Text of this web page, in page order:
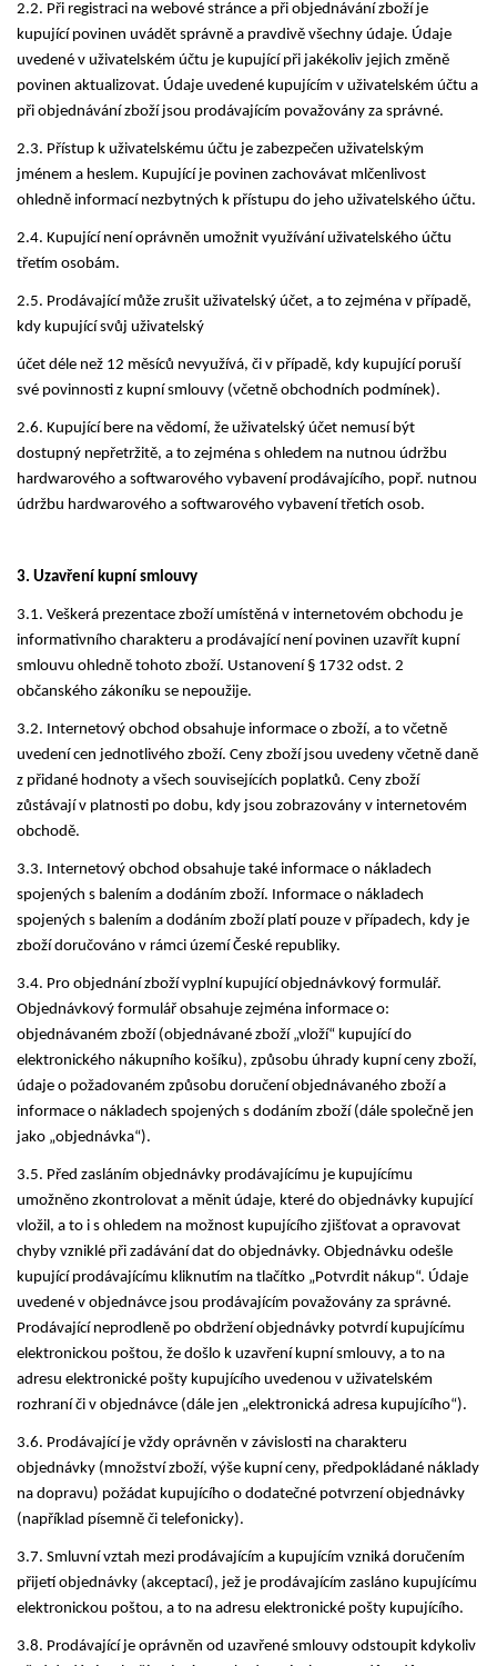
2.2. Při registraci na webové stránce a při objednávání zboží je
kupující povinen uvádět správně a pravdivě všechny údaje. Údaje
uvedené v uživatelském účtu je kupující při jakékoliv jejich změně
povinen aktualizovat. Údaje uvedené kupujícím v uživatelském účtu a
při objednávání zboží jsou prodávajícím považovány za správné.
2.3. Přístup k uživatelskému účtu je zabezpečen uživatelským
jménem a heslem. Kupující je povinen zachovávat mlčenlivost
ohledně informací nezbytných k přístupu do jeho uživatelského účtu.
2.4. Kupující není oprávněn umožnit využívání uživatelského účtu
třetím osobám.
2.5. Prodávající může zrušit uživatelský účet, a to zejména v případě,
kdy kupující svůj uživatelský
účet déle než 12 měsíců nevyužívá, či v případě, kdy kupující poruší
své povinnosti z kupní smlouvy (včetně obchodních podmínek).
2.6. Kupující bere na vědomí, že uživatelský účet nemusí být
dostupný nepřetržitě, a to zejména s ohledem na nutnou údržbu
hardwarového a softwarového vybavení prodávajícího, popř. nutnou
údržbu hardwarového a softwarového vybavení třetích osob.
3. Uzavření kupní smlouvy
3.1. Veškerá prezentace zboží umístěná v internetovém obchodu je
informativního charakteru a prodávající není povinen uzavřít kupní
smlouvu ohledně tohoto zboží. Ustanovení § 1732 odst. 2
občanského zákoníku se nepoužije.
3.2. Internetový obchod obsahuje informace o zboží, a to včetně
uvedení cen jednotlivého zboží. Ceny zboží jsou uvedeny včetně daně
z přidané hodnoty a všech souvisejících poplatků. Ceny zboží
zůstávají v platnosti po dobu, kdy jsou zobrazovány v internetovém
obchodě.
3.3. Internetový obchod obsahuje také informace o nákladech
spojených s balením a dodáním zboží. Informace o nákladech
spojených s balením a dodáním zboží platí pouze v případech, kdy je
zboží doručováno v rámci území České republiky.
3.4. Pro objednání zboží vyplní kupující objednávkový formulář.
Objednávkový formulář obsahuje zejména informace o:
objednávaném zboží (objednávané zboží „vloží“ kupující do
elektronického nákupního košíku), způsobu úhrady kupní ceny zboží,
údaje o požadovaném způsobu doručení objednávaného zboží a
informace o nákladech spojených s dodáním zboží (dále společně jen
jako „objednávka“).
3.5. Před zasláním objednávky prodávajícímu je kupujícímu
umožněno zkontrolovat a měnit údaje, které do objednávky kupující
vložil, a to i s ohledem na možnost kupujícího zjišťovat a opravovat
chyby vzniklé při zadávání dat do objednávky. Objednávku odešle
kupující prodávajícímu kliknutím na tlačítko „Potvrdit nákup“. Údaje
uvedené v objednávce jsou prodávajícím považovány za správné.
Prodávající neprodleně po obdržení objednávky potvrdí kupujícímu
elektronickou poštou, že došlo k uzavření kupní smlouvy, a to na
adresu elektronické pošty kupujícího uvedenou v uživatelském
rozhraní či v objednávce (dále jen „elektronická adresa kupujícího“).
3.6. Prodávající je vždy oprávněn v závislosti na charakteru
objednávky (množství zboží, výše kupní ceny, předpokládané náklady
na dopravu) požádat kupujícího o dodatečné potvrzení objednávky
(například písemně či telefonicky).
3.7. Smluvní vztah mezi prodávajícím a kupujícím vzniká doručením
přijetí objednávky (akceptací), jež je prodávajícím zasláno kupujícímu
elektronickou poštou, a to na adresu elektronické pošty kupujícího.
3.8. Prodávající je oprávněn od uzavřené smlouvy odstoupit kdykoliv